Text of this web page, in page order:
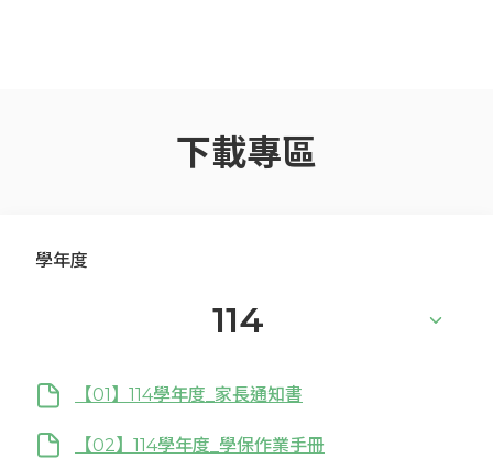
下載專區
學年度
【01】114學年度_家長通知書
【02】114學年度_學保作業手冊